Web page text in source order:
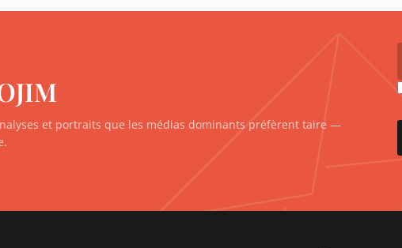
et portraits que les médias dominants préfèrent taire —